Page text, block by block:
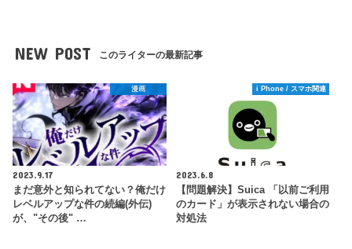
NEW POST このライターの最新記事
漫画
2023.9.17
まだ意外と知られてない？俺だけ
レベルアップな件の続編(外伝)
が、"その後" …
i Phone / スマホ関連
2023.6.8
【問題解決】Suica 「以前ご利用
のカード」が表示されない場合の
対処法